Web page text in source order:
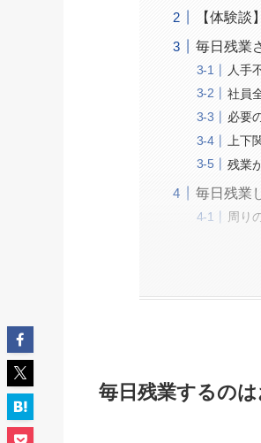
【体験
毎日残業
人手
社員
必要
上下
残業
毎日残業
周り
毎日残業するの